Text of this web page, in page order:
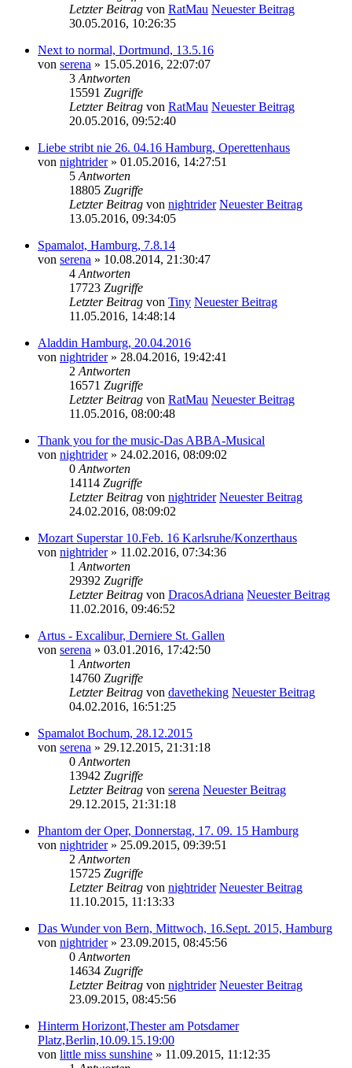
Letzter Beitrag von RatMau Neuester Beitrag
30.05.2016, 10:26:35
Next to normal, Dortmund, 13.5.16
von serena » 15.05.2016, 22:07:07
3 Antworten
15591 Zugriffe
Letzter Beitrag von RatMau Neuester Beitrag
20.05.2016, 09:52:40
Liebe stribt nie 26. 04.16 Hamburg, Operettenhaus
von nightrider» 01.05.2016, 14:27:51
5 Antworten
18805 Zugriffe
Letzter Beitrag von nightrider Neuester Beitrag
13.05.2016, 09:34:05
Spamalot, Hamburg, 7.8.14
von serena » 10.08.2014, 21:30:47
4 Antworten
17723 Zugriffe
Letzter Beitrag von Tiny Neuester Beitrag
11.05.2016, 14:48:14
Aladdin Hamburg, 20.04.2016
von nightrider» 28.04.2016, 19:42:41
2 Antworten
16571 Zugriffe
Letzter Beitrag von RatMau Neuester Beitrag
11.05.2016, 08:00:48
Thank you for the music-Das ABBA-Musical
von nightrider» 24.02.2016, 08:09:02
0 Antworten
14114 Zugriffe
Letzter Beitrag von nightrider Neuester Beitrag
24.02.2016, 08:09:02
Mozart Superstar 10.Feb. 16 Karlsruhe/Konzerthaus
von nightrider» 11.02.2016, 07:34:36
1 Antworten
29392 Zugriffe
Letzter Beitrag von DracosAdriana Neuester Beitrag
11.02.2016, 09:46:52
Artus - Excalibur, Derniere St. Gallen
von serena » 03.01.2016, 17:42:50
1 Antworten
14760 Zugriffe
Letzter Beitrag von davetheking Neuester Beitrag
04.02.2016, 16:51:25
Spamalot Bochum, 28.12.2015
von serena » 29.12.2015, 21:31:18
0 Antworten
13942 Zugriffe
Letzter Beitrag von serena Neuester Beitrag
29.12.2015, 21:31:18
Phantom der Oper, Donnerstag, 17. 09. 15 Hamburg
von nightrider» 25.09.2015, 09:39:51
2 Antworten
15725 Zugriffe
Letzter Beitrag von nightrider Neuester Beitrag
11.10.2015, 11:13:33
Das Wunder von Bern, Mittwoch, 16.Sept. 2015, Hamburg
von nightrider» 23.09.2015, 08:45:56
0 Antworten
14634 Zugriffe
Letzter Beitrag von nightrider Neuester Beitrag
23.09.2015, 08:45:56
Hinterm Horizont,Thester am Potsdamer
Platz,Berlin,10.09.15.19:00
von little miss sunshine » 11.09.2015, 11:12:35